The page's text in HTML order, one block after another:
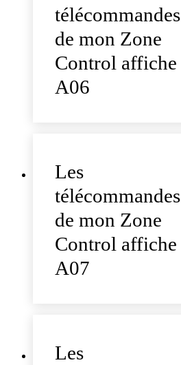
télécommandes
de mon Zone
Control affiche
A06
Les
télécommandes
de mon Zone
Control affiche
A07
Les